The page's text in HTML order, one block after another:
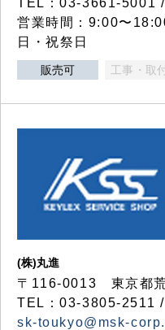
TEL：03-3661-5001
営業時間：9:00〜
日・祝祭日
販売可 工事・取
(株)丸進
〒116-0013 東京都
TEL：03-3805-2511
sk-toukyo@msk-